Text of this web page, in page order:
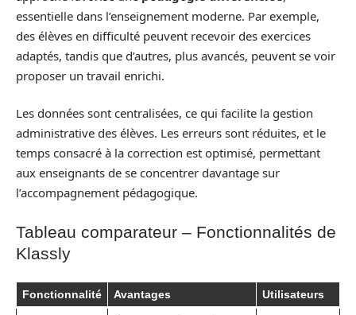
essentielle dans l’enseignement moderne. Par exemple,
des élèves en difficulté peuvent recevoir des exercices
adaptés, tandis que d’autres, plus avancés, peuvent se voir
proposer un travail enrichi.
Les données sont centralisées, ce qui facilite la gestion
administrative des élèves. Les erreurs sont réduites, et le
temps consacré à la correction est optimisé, permettant
aux enseignants de se concentrer davantage sur
l’accompagnement pédagogique.
Tableau comparateur – Fonctionnalités de
Klassly
Fonctionnalité Avantages Utilisateurs